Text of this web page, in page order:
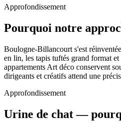
Approfondissement
Pourquoi notre
Boulogne-Billancourt s'est
en lin, les tapis tuftés grand format
appartements Art déco conservent
dirigeants et créatifs attend une
Approfondissement
Urine de chat —